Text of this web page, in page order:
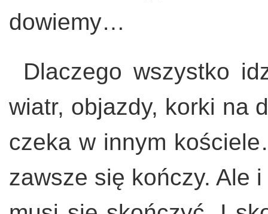
dowiemy…
Dlaczego wszystko
wiatr, objazdy, korki na
czeka w innym
zawsze się kończy. Ale